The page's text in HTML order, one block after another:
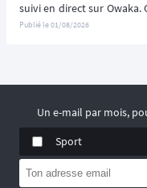
suivi en direct sur Owaka.
spécifiquement pour la
Publié le01/08/2026
Un e-mail par mois,
Sport